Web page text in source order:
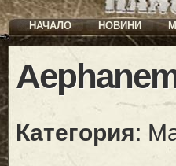
НАЧАЛО НОВИНИ
Категория: